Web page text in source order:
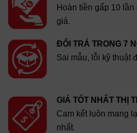
Hoàn tiền gấp 10
giả.
ĐỔI TRẢ TRONG 7
Sai mẫu, lỗi kỹ thuật
GIÁ TỐT NHẤT THỊ
Cam kết luôn mang
nhất.